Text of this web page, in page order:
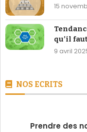
15
qu’il
9 avril
NOS ECRITS
Prendre des